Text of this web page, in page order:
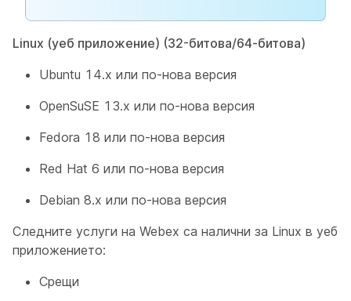
Linux (уеб приложение) (32-битова/64-битова)
Ubuntu 14.x или по-нова версия
OpenSuSE 13.x или по-нова версия
Fedora 18 или по-нова версия
Red Hat 6 или по-нова версия
Debian 8.x или по-нова версия
Следните услуги на Webex са налични за Linux в уеб
приложението:
Срещи